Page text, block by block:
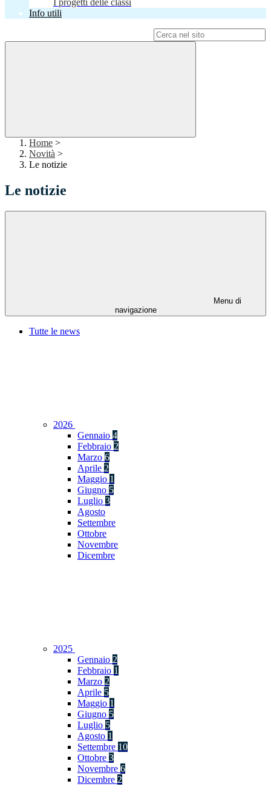
I progetti delle classi
Info utili
Home >
Novità >
Le notizie
Le notizie
Menu di
navigazione
Tutte le news
2026
Gennaio 4
Febbraio 2
Marzo 6
Aprile 2
Maggio 1
Giugno 5
Luglio 3
Agosto
Settembre
Ottobre
Novembre
Dicembre
2025
Gennaio 2
Febbraio 1
Marzo 2
Aprile 5
Maggio 1
Giugno 5
Luglio 5
Agosto 1
Settembre 10
Ottobre 3
Novembre 6
Dicembre 2